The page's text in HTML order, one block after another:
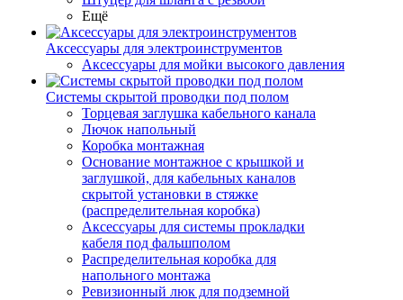
Ещё
Аксессуары для электроинструментов
Аксессуары для мойки высокого давления
Системы скрытой проводки под полом
Торцевая заглушка кабельного канала
Лючок напольный
Коробка монтажная
Основание монтажное с крышкой и
заглушкой, для кабельных каналов
скрытой установки в стяжке
(распределительная коробка)
Аксессуары для системы прокладки
кабеля под фальшполом
Распределительная коробка для
напольного монтажа
Ревизионный люк для подземной